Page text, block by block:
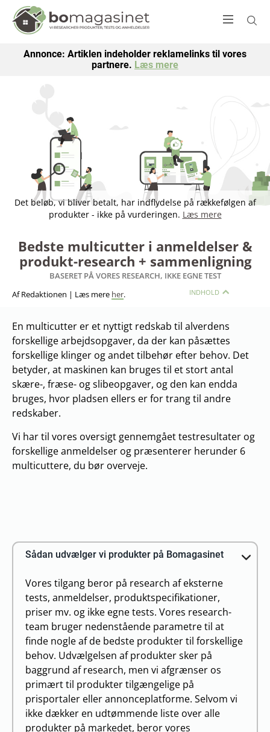
Annonce: Artiklen indeholder reklamelinks til vores
partnere. Læs mere
Det beløb, vi bliver betalt, har indflydelse på rækkefølgen af
produkter - ikke på vurderingen. Læs mere
Bedste multicutter i anmeldelser &
produkt-research + sammenligning
BASERET PÅ VORES RESEARCH, IKKE EGNE TEST
Af Redaktionen | Læs mere her. INDHOLD
En multicutter er et nyttigt redskab til alverdens
forskellige arbejdsopgaver, da der kan påsættes
forskellige klinger og andet tilbehør efter behov. Det
betyder, at maskinen kan bruges til et stort antal
skære-, fræse- og slibeopgaver, og den kan endda
bruges, hvor pladsen ellers er for trang til andre
redskaber.
Vi har til vores oversigt gennemgået testresultater og
forskellige anmeldelser og præsenterer herunder 6
multicuttere, du bør overveje.
Sådan udvælger vi produkter på Bomagasinet
Vores tilgang beror på research af eksterne
tests, anmeldelser, produktspecifikationer,
priser mv. og ikke egne tests. Vores research-
team bruger nedenstående parametre til at
finde nogle af de bedste produkter til forskellige
behov. Udvælgelsen af produkter sker på
baggrund af research, men vi afgrænser os
primært til produkter tilgængelige på
prisportaler eller annonceplatforme. Selvom vi
ikke dækker en udtømmende liste over alle
produkter på markedet, beror vores